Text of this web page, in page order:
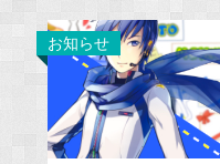
お知らせ